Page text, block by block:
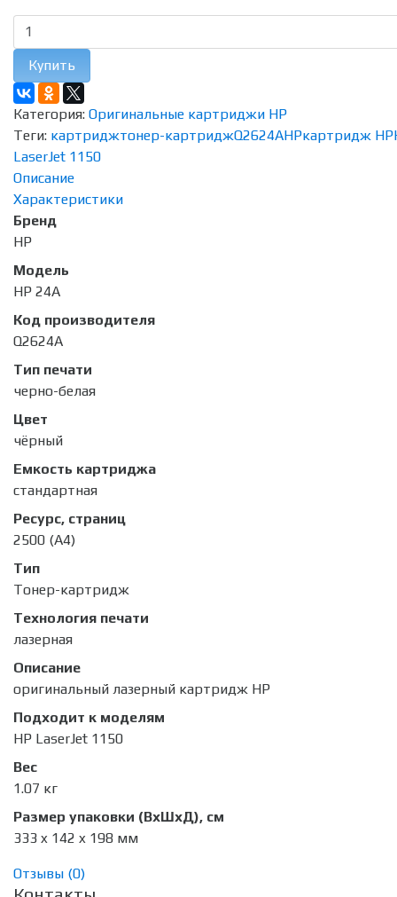
Купить
Категория: Оригинальные картриджи HP
Теги: картриджтонер-картриджQ2624AHPкартридж HP
LaserJet 1150
Описание
Характеристики
Бренд
HP
Модель
HP 24A
Код производителя
Q2624A
Тип печати
черно-белая
Цвет
чёрный
Емкость картриджа
стандартная
Ресурс, страниц
2500 (A4)
Тип
Тонер-картридж
Технология печати
лазерная
Описание
оригинальный лазерный картридж HP
Подходит к моделям
HP LaserJet 1150
Вес
1.07 кг
Размер упаковки (ВхШхД), см
333 x 142 x 198 мм
Отзывы (0)